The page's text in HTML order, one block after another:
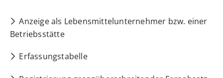
Anzeige als Lebensmittelunternehmer bzw. einer
Betriebsstätte
Erfassungstabelle